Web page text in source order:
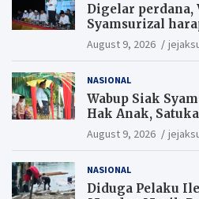
Digelar perdana,
Syamsurizal
bisa
ditengah-tengah
August 9, 2026
NASIONAL
Wabup Siak
Hak Anak,
Tantangan Daerah
August 9, 2026
NASIONAL
Diduga Pelaku